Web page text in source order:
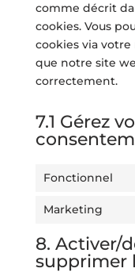
comme décrit
cookies. Vous
cookies via
que notre site
correctement.
7.1 Gérez
Fonctionnel
Marketing
8. Activer/
supprimer